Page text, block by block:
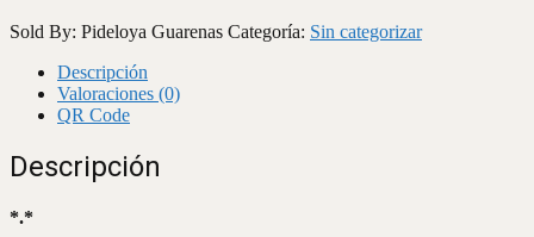
Sold By: Pideloya Guarenas Categoría: Sin categorizar
Descripción
Valoraciones (0)
QR Code
Descripción
*.*